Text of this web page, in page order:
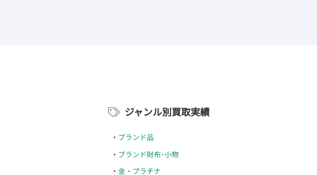
ジャンル別買取実績
ブランド品
ブランド財布･小物
金・プラチナ